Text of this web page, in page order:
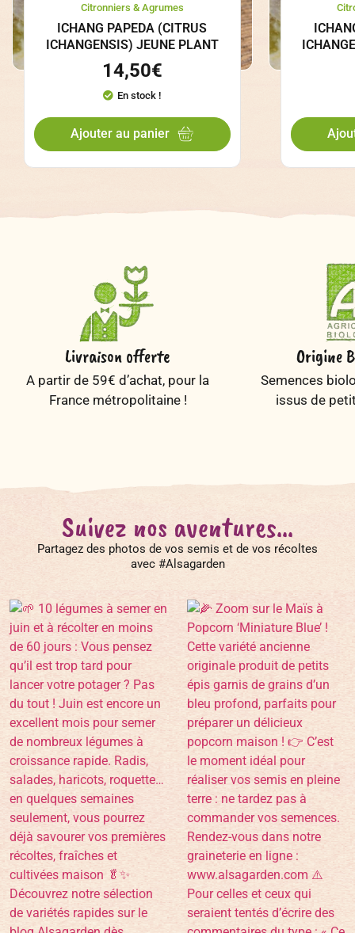
Citronniers & Agrumes
ICHANG PAPEDA (CITRUS
ICHANGENSIS) JEUNE PLANT
14,50€
En stock !
Ajouter au panier
Livraison offerte
A partir de 59€ d’achat, pour la
France métropolitaine !
Origine
Semences
issus de
Suivez nos aventures...
Partagez des photos de vos semis et de vos récoltes
avec #Alsagarden